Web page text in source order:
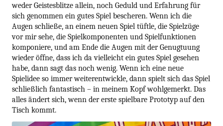
weder Geistesblitze allein, noch Geduld und Erfahrung für
sich genommen ein gutes Spiel bescheren. Wenn ich die
Augen schließe, an einem neuen Spiel tüftle, die Spielzüge
vor mir sehe, die Spielkomponenten und Spielfunktionen
komponiere, und am Ende die Augen mit der Genugtuung
wieder öffne, dass ich da vielleicht ein gutes Spiel gesehen
habe, dann sagt das noch wenig. Wenn ich eine neue
Spielidee so immer weiterentwickle, dann spielt sich das Spiel
schließlich fantastisch – in meinem Kopf wohlgemerkt. Das
alles ändert sich, wenn der erste spielbare Prototyp auf den
Tisch kommt.